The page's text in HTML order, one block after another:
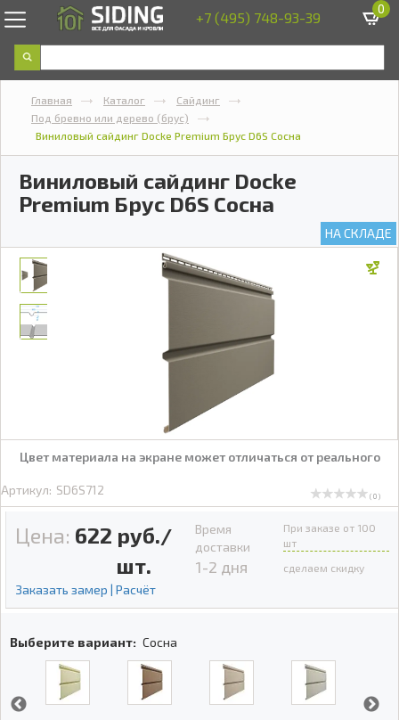
+7 (495) 748-93-39 0
Главная Каталог
Сайдинг
Под бревно или дерево (брус)
Виниловый сайдинг Docke Premium Брус D6S Сосна
Виниловый сайдинг Docke
Premium Брус D6S Сосна
НА СКЛАДЕ
Цвет материала на экране может отличаться от реального
Артикул: SD6S712 ( 0 )
Цена: 622 руб./
шт.
Заказать замер | Расчёт
Время
доставки
1-2 дня
При заказе от 100
шт
сделаем скидку
Выберите вариант: Сосна